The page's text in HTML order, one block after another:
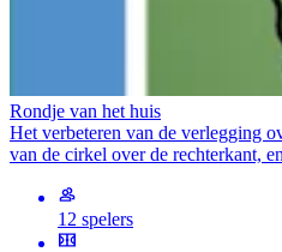
Rondje van het huis
Het verbeteren van de verlegging
van de cirkel over de rechterkant,
12 spelers